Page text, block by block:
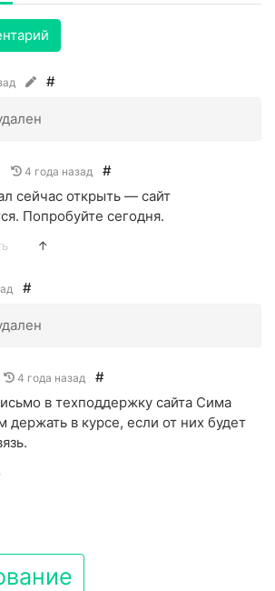
#
4 года назад
#
сейчас открыть — сайт
Попробуйте сегодня.
↑
#
4 года назад
#
в техподдержку сайта Сима
держать в курсе, если от них будет